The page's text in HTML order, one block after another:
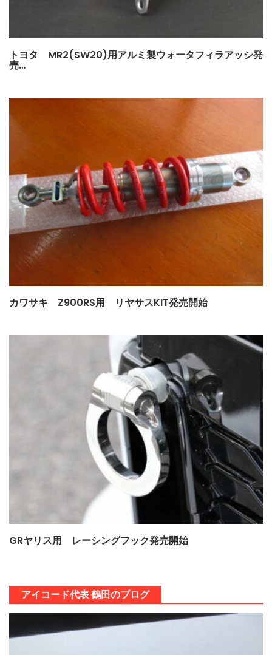
トヨタ MR2(SW20)用アルミ製ウォータフィラアッシ発
売…
カワサキ Z900RS用 リヤサスKIT発売開始
GRヤリス用 レーシングフック発売開始
アイコード代表 鶴田のブログ